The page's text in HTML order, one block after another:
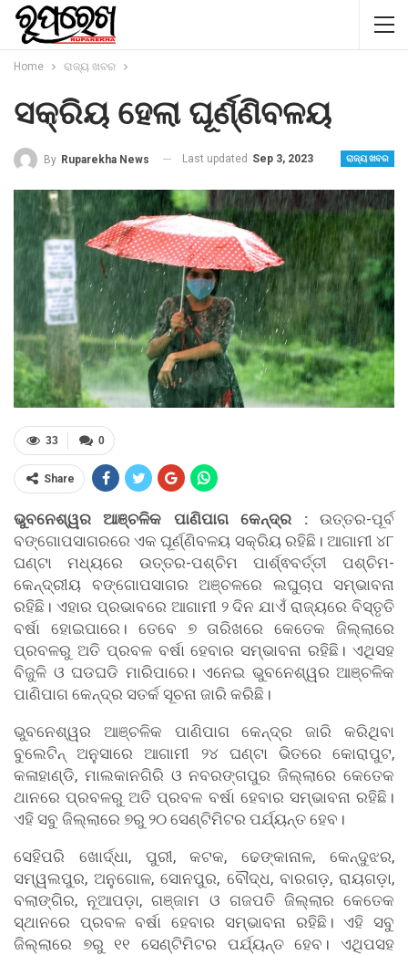
Home ରାଜ୍ୟ ଖବର
ସକ୍ରିୟ ହେଲା ଘୂର୍ଣ୍ଣିବଳୟ
ରାଜ୍ୟ ଖବର
By Ruparekha News Last updated Sep 3, 2023
0
33
Share
ଭୁବନେଶ୍ୱର ଆଞ୍ଚଳିକ ପାଣିପାଗ କେନ୍ଦ୍ର :ଉତ୍ତର-ପୂର୍ବ
ବଙ୍ଗୋପସାଗରରେ ଏକ ଘୂର୍ଣ୍ଣିବଳୟ ସକ୍ରିୟ ରହିଛି। ଆଗାମୀ ୪୮
ଘଣ୍ଟା ମଧ୍ୟରେ ଉତ୍ତର-ପଶ୍ଚିମ ପାର୍ଶ୍ଵବର୍ତ୍ତୀ ପଶ୍ଚିମ-
କେନ୍ଦ୍ରୀୟ ବଙ୍ଗୋପସାଗର ଅଞ୍ଚଳରେ ଲଘୁଚାପ ସମ୍ଭାବନା
ରହିଛି। ଏହାର ପ୍ରଭାବରେ ଆଗାମୀ ୨ ଦିନ ଯାଏଁ ରାଜ୍ୟରେ ବିସ୍ତୃତି
ବର୍ଷା ହୋଇପାରେ। ତେବେ ୭ ତାରିଖରେ କେତେକ ଜିଲ୍ଲାରେ
ପ୍ରବଳରୁ ଅତି ପ୍ରବଳ ବର୍ଷା ହେବାର ସମ୍ଭାବନା ରହିଛି। ଏଥିସହ
ବିଜୁଳି ଓ ଘଡଘଡି ମାରିପାରେ। ଏନେଇ ଭୁବନେଶ୍ୱର ଆଞ୍ଚଳିକ
ପାଣିପାଗ କେନ୍ଦ୍ର ସତର୍କ ସୂଚନା ଜାରି କରିଛି।
ଭୁବନେଶ୍ୱର ଆଞ୍ଚଳିକ ପାଣିପାଗ କେନ୍ଦ୍ର ଜାରି କରିଥିବା
ବୁଲେଟିନ୍‌ ଅନୁସାରେ ଆଗାମୀ ୨୪ ଘଣ୍ଟା ଭିତରେ କୋରାପୁଟ,
କଳାହାଣ୍ଡି, ମାଲକାନଗିରି ଓ ନବରଙ୍ଗପୁର ଜିଲ୍ଲାରେ କେତେକ
ଥାନରେ ପ୍ରବଳରୁ ଅତି ପ୍ରବଳ ବର୍ଷା ହେବାର ସମ୍ଭାବନା ରହିଛି।
ଏହି ସବୁ ଜିଲ୍ଲାରେ ୭ରୁ ୨୦ ସେଣ୍ଟିମିଟର ପର୍ଯ୍ୟନ୍ତ ହେବ।
ସେହିପରି ଖୋର୍ଦ୍ଧା, ପୁରୀ, କଟକ, ଢେଙ୍କାନାଳ, କେନ୍ଦୁଝର,
ସମ୍ୱଲପୁର, ଅନୁଗୋଳ, ସୋନପୁର, ବୌଦ୍ଧ, ବାରଗଡ଼, ରାୟଗଡ଼ା,
ବଲାଙ୍ଗିର, ନୂଆପଡ଼ା, ଗଞ୍ଜାମ ଓ ଗଜପତି ଜିଲ୍ଲାର କେତେକ
ସ୍ଥାନରେ ପ୍ରବଳ ବର୍ଷା ହେବାର ସମ୍ଭାବନା ରହିଛି। ଏହି ସବୁ
ଜିଲ୍ଲାରେ ୭ରୁ ୧୧ ସେଣ୍ଟିମିଟର ପର୍ଯ୍ୟନ୍ତ ହେବ। ଏଥିପସହ